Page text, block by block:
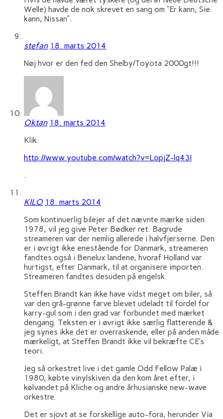
Welle) havde de nok skrevet en sang om “Er kann, Sie
kann, Nissan”.
stefan 18. marts 2014
Nøj hvor er den fed den Shelby/Toyota 2000gt!!!
Oktan 18. marts 2014
Klik:
http://www.youtube.com/watch?v=LopjZ-lq43I
.
KILO 18. marts 2014
Som kontinuerlig bilejer af det nævnte mærke siden
1978, vil jeg give Peter Bødker ret. Bagrude
streameren var der nemlig allerede i halvfjerserne. Den
er i øvrigt ikke enestående for Danmark, streameren
fandtes også i Benelux landene, hvoraf Holland var
hurtigst, efter Danmark, til at organisere importen.
Streameren fandtes desuden på engelsk.
Steffen Brandt kan ikke have vidst meget om biler, så
var den grå-grønne farve blevet udeladt til fordel for
karry-gul som i den grad var forbundet med mærket
dengang. Teksten er i øvrigt ikke særlig flatterende &
jeg synes ikke det er overraskende, eller på anden måde
mærkeligt, at Steffen Brandt ikke vil bekræfte CE’s
teori.
Jeg så orkestret live i det gamle Odd Fellow Palæ i
1980, købte vinylskiven da den kom året efter, i
kølvandet på Kliche og andre århusianske new-wave
orkestre.
Det er sjovt at se forskellige auto-fora, herunder Via